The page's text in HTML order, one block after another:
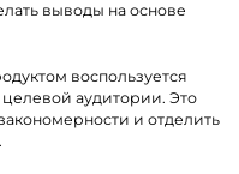
выводы на основе
воспользуется
целевой аудитории. Это
и отделить